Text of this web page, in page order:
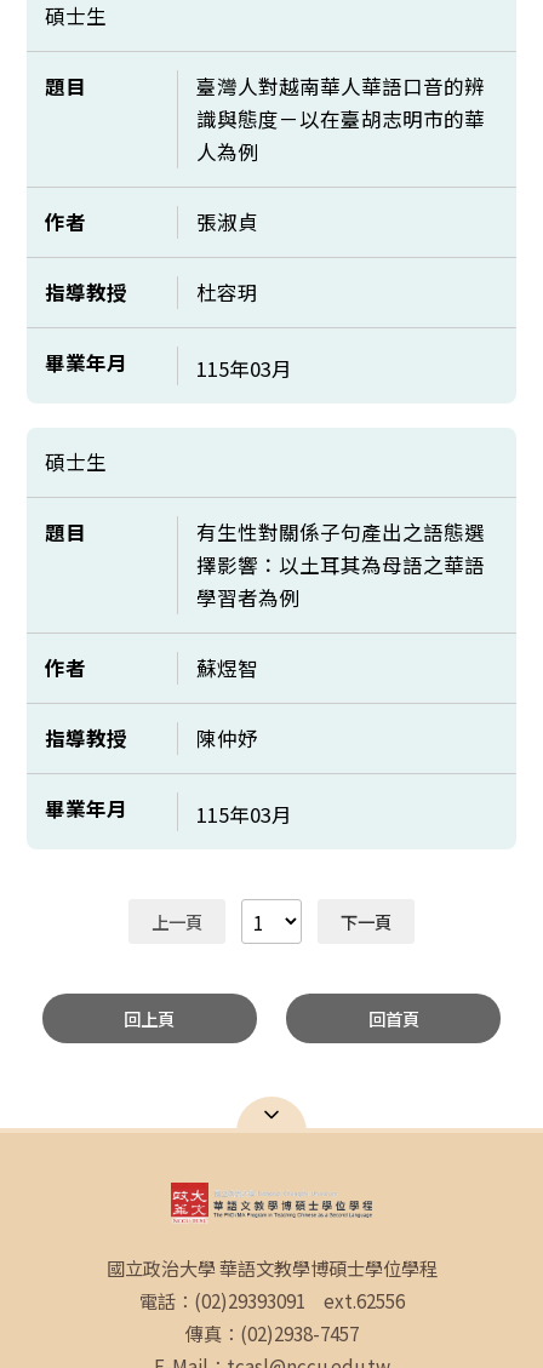
碩士生
題目
臺灣人對越南華人華語口音的辨
識與態度－以在臺胡志明市的華
人為例
作者 張淑貞
指導教授 杜容玥
畢業年月 115年03月
碩士生
題目
有生性對關係子句產出之語態選
擇影響：以土耳其為母語之華語
學習者為例
作者 蘇煜智
指導教授 陳仲妤
畢業年月 115年03月
上一頁 下一頁
回上頁 回首頁
國立政治大學 華語文教學博碩士學位學程
電話：(02)29393091 ext.62556
傳真：(02)2938-7457